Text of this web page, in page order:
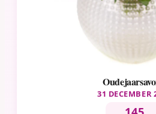
31 DECEMBER